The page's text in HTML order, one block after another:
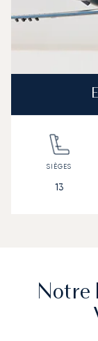
13
Notre